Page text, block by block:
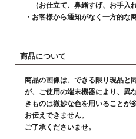
（お仕立て、鼻緒すげ、お手入
・お客様から通知がなく一方的な
商品について
商品の画像は、できる限り現品と
が、ご使用の端末機器により、異
きものは微妙な色を用いることが
お伝えできません。
ご了承くださいませ。